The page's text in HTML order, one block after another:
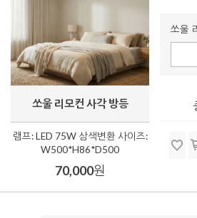
쏘울 리모컨 사각 방등
램프: LED 75W 삼색변환 사이즈:
W500*H86*D500
70,000원
쏘울